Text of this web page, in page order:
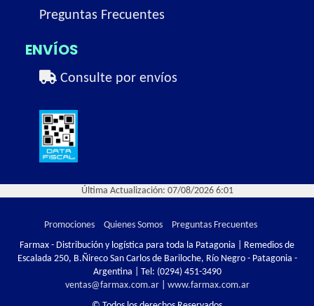
Preguntas Frecuentes
ENVÍOS
Consulte por envíos
Última Actualización: 07/08/2026 6:01
Promociones Quienes Somos
Preguntas Frecuentes
Farmax - Distribución y logística para toda la Patagonia | Remedios de
Escalada 250, B.Ñireco San Carlos de Bariloche, Río Negro - Patagonia -
Argentina | Tel: (0294) 451-3490
ventas@farmax.com.ar| www.farmax.com.ar